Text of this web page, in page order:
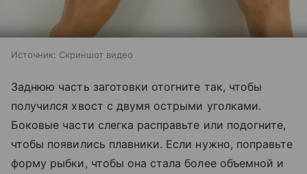
Источник: Скриншот видео
Заднюю часть заготовки отогните так, чтобы
получился хвост с двумя острыми уголками.
Боковые части слегка расправьте или подогните,
чтобы появились плавники. Если нужно, поправьте
форму рыбки, чтобы она стала более объемной и